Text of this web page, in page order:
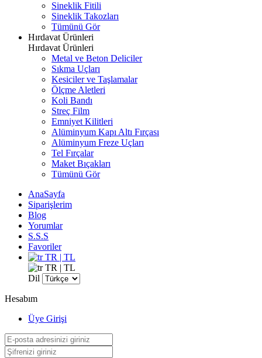
Sineklik Fitili
Sineklik Takozları
Tümünü Gör
Hırdavat Ürünleri
Hırdavat Ürünleri
Metal ve Beton Deliciler
Sıkma Uçları
Kesiciler ve Taşlamalar
Ölçme Aletleri
Koli Bandı
Streç Film
Emniyet Kilitleri
Alüminyum Kapı Altı Fırçası
Alüminyum Freze Uçları
Tel Fırçalar
Maket Bıçakları
Tümünü Gör
AnaSayfa
Siparişlerim
Blog
Yorumlar
S.S.S
Favoriler
TR | TL
TR | TL
Dil
Hesabım
Üye Girişi